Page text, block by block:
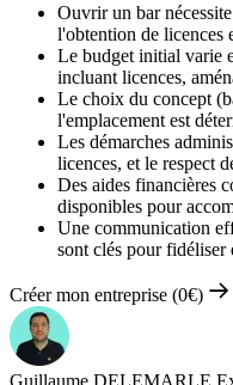
Ouvrir un bar
l'obtention de licences
Le budget initial varie
incluant licences,
Le choix du concept
l'emplacement est
Les démarches
licences, et le respect
Des aides financières
disponibles pour
Une communication
sont clés pour fidéliser
Créer mon entreprise (0€)
Guillaume DELEMARLE